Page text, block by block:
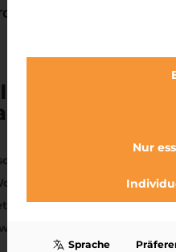
aus Freiburg
weil
sind
zur Miete in Freiburg,
zum Kaufen. Nicht
entdeckt, ein paar auch
zu anspruchsvoll?
Nur
Sprache